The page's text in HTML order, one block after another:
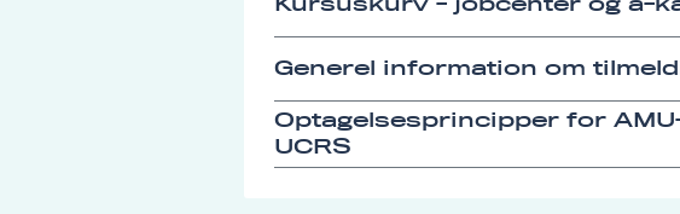
Generel information om
Optagelsesprincipper for
UCRS